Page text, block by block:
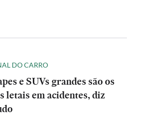
DO CARRO
e SUVs grandes são os
letais em acidentes, diz